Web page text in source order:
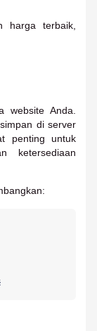
harga terbaik,
website Anda.
di server
penting untuk
ketersediaan